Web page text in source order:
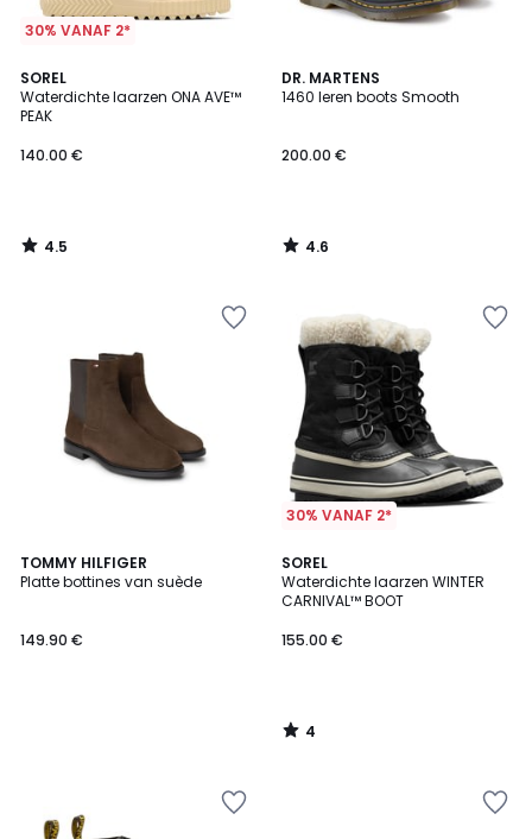
30% VANAF 2*
SOREL
Waterdichte laarzen ONA AVE™
PEAK
140.00 €
4.5
/ 5
4.5
/
DR. MARTENS
1460 leren boots Smooth
200.00 €
4.6
/ 5
4.6
/
TOMMY HILFIGER
Platte bottines van suède
149.90 €
30% VANAF 2*
SOREL
Waterdichte laarzen WINTER
CARNIVAL™ BOOT
155.00 €
4
/
5
4
/